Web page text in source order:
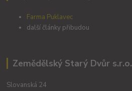
Farma Puklavec
další články přibudou
Zemědělský Starý Dvůr s.r.o.
Slovanská 24